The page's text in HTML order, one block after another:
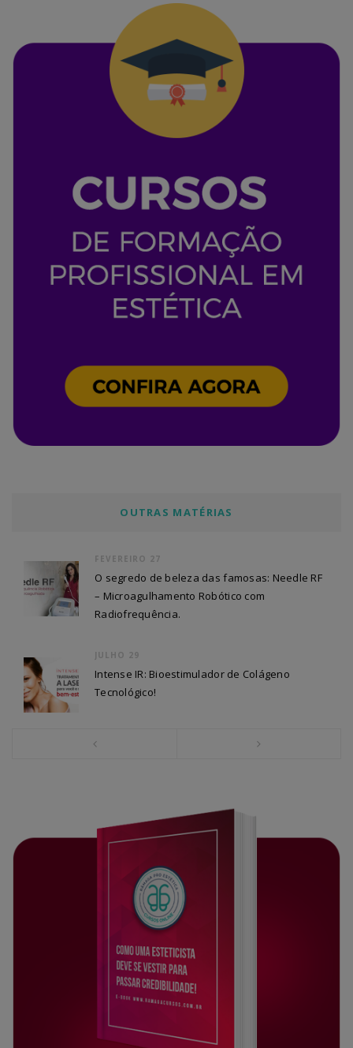
OUTRAS MATÉRIAS
FEVEREIRO 27
O segredo de beleza das famosas: Needle RF
– Microagulhamento Robótico com
Radiofrequência.
JULHO 29
Intense IR: Bioestimulador de Colágeno
Tecnológico!